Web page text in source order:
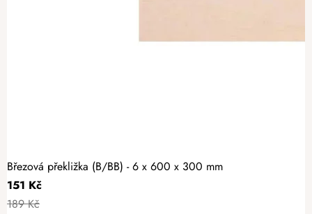
Březová překližka (B/BB) - 6 x 600 x 300 mm
151 Kč
189 Kč